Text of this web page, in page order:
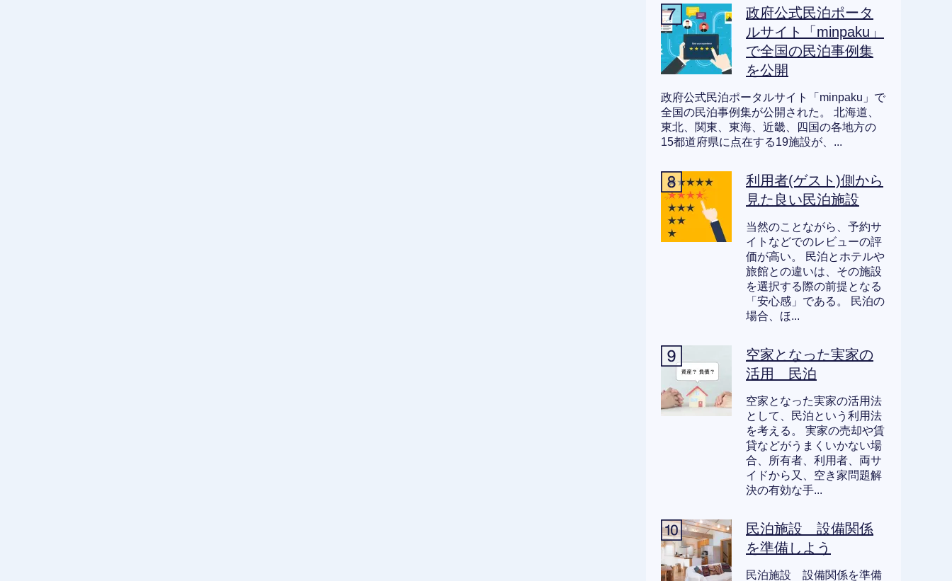
政府公式民泊ポータ
ルサイト「minpaku」
で全国の民泊事例集
を公開
政府公式民泊ポータルサイト「minpaku」で
全国の民泊事例集が公開された。 北海道、
東北、関東、東海、近畿、四国の各地方の
15都道府県に点在する19施設が、...
利用者(ゲスト)側から
見た良い民泊施設
当然のことながら、予約サ
イトなどでのレビューの評
価が高い。 民泊とホテルや
旅館との違いは、その施設
を選択する際の前提となる
「安心感」である。 民泊の
場合、ほ...
空家となった実家の
活用 民泊
空家となった実家の活用法
として、民泊という利用法
を考える。 実家の売却や賃
貸などがうまくいかない場
合、所有者、利用者、両サ
イドから又、空き家問題解
決の有効な手...
民泊施設 設備関係
を準備しよう
民泊施設 設備関係を準備